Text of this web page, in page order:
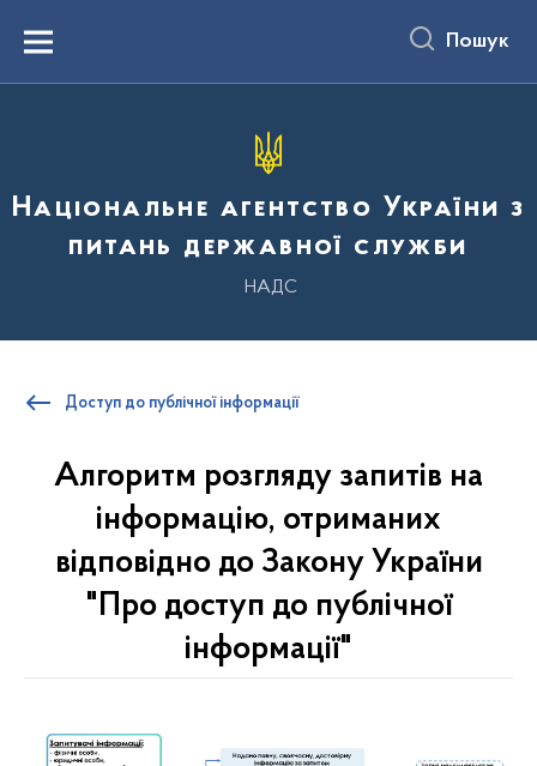
вмістуMenu Пошук
Національне агентство України з
питань державної служби
НАДС
Доступ до публічної інформації
Алгоритм розгляду запитів на
інформацію, отриманих
відповідно до Закону України
"Про доступ до публічної
інформації"